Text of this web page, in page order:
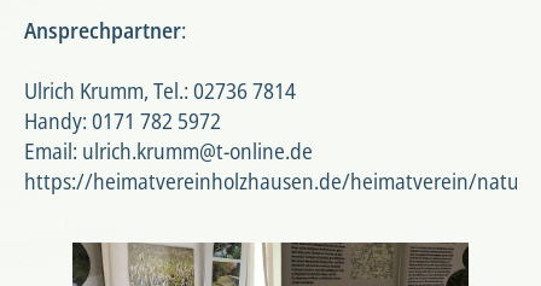
Ansprechpartner:
Ulrich Krumm, Tel.: 02736 7814
Handy: 0171 782 5972
Email: ulrich.krumm@t-online.de
https://heimatvereinholzhausen.de/heimatverein/